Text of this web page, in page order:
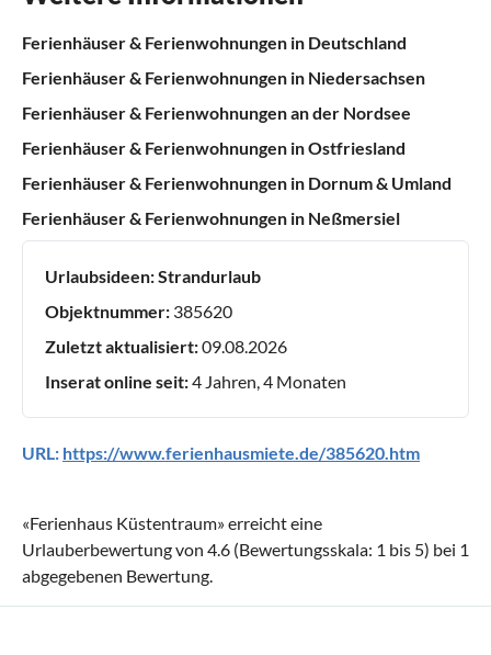
Ferienhäuser & Ferienwohnungen in Deutschland
Ferienhäuser & Ferienwohnungen in Niedersachsen
Ferienhäuser & Ferienwohnungen an der Nordsee
Ferienhäuser & Ferienwohnungen in Ostfriesland
Ferienhäuser & Ferienwohnungen in Dornum & Umland
Ferienhäuser & Ferienwohnungen in Neßmersiel
Urlaubsideen:Strandurlaub
Objektnummer: 385620
Zuletzt aktualisiert:09.08.2026
Inserat online seit:4 Jahren, 4 Monaten
URL: https://www.ferienhausmiete.de/385620.htm
«Ferienhaus Küstentraum» erreicht eine
Urlauberbewertung von 4.6 (Bewertungsskala: 1 bis 5) bei 1
abgegebenen Bewertung.